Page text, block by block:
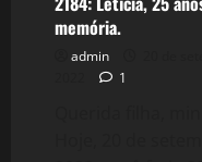
memória.
admin
1